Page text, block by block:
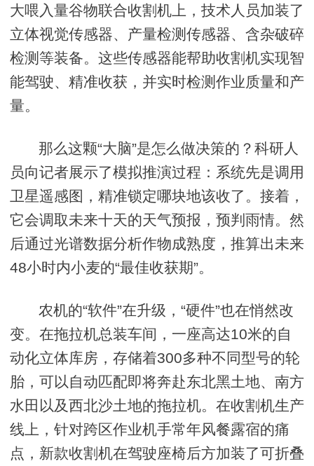
大喂入量谷物联合收割机上，技术人员加装了
立体视觉传感器、产量检测传感器、含杂破碎
检测等装备。这些传感器能帮助收割机实现智
能驾驶、精准收获，并实时检测作业质量和产
量。
那么这颗“大脑”是怎么做决策的？科研人
员向记者展示了模拟推演过程：系统先是调用
卫星遥感图，精准锁定哪块地该收了。接着，
它会调取未来十天的天气预报，预判雨情。然
后通过光谱数据分析作物成熟度，推算出未来
48小时内小麦的“最佳收获期”。
农机的“软件”在升级，“硬件”也在悄然改
变。在拖拉机总装车间，一座高达10米的自
动化立体库房，存储着300多种不同型号的轮
胎，可以自动匹配即将奔赴东北黑土地、南方
水田以及西北沙土地的拖拉机。在收割机生产
线上，针对跨区作业机手常年风餐露宿的痛
点，新款收割机在驾驶座椅后方加装了可折叠